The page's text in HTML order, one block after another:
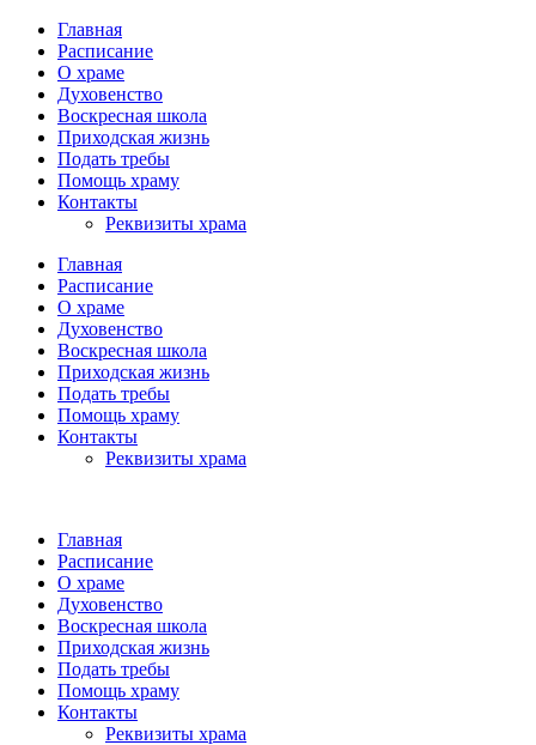
Главная
Расписание
О храме
Духовенство
Воскресная школа
Приходская жизнь
Подать требы
Помощь храму
Контакты
Реквизиты храма
Главная
Расписание
О храме
Духовенство
Воскресная школа
Приходская жизнь
Подать требы
Помощь храму
Контакты
Реквизиты храма
Главная
Расписание
О храме
Духовенство
Воскресная школа
Приходская жизнь
Подать требы
Помощь храму
Контакты
Реквизиты храма